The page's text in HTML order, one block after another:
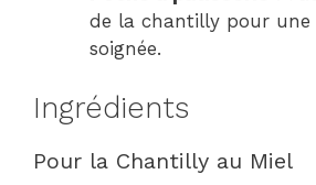
de la chantilly pour une
soignée.
Ingrédients
Pour la Chantilly au Miel